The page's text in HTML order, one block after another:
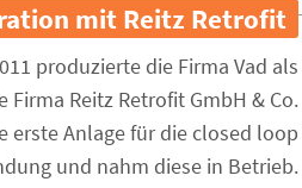
mit Reitz Retrofit
produzierte die Firma Vad als
Reitz Retrofit GmbH & Co.
erste Anlage für die closed loop
und nahm diese in Betrieb.